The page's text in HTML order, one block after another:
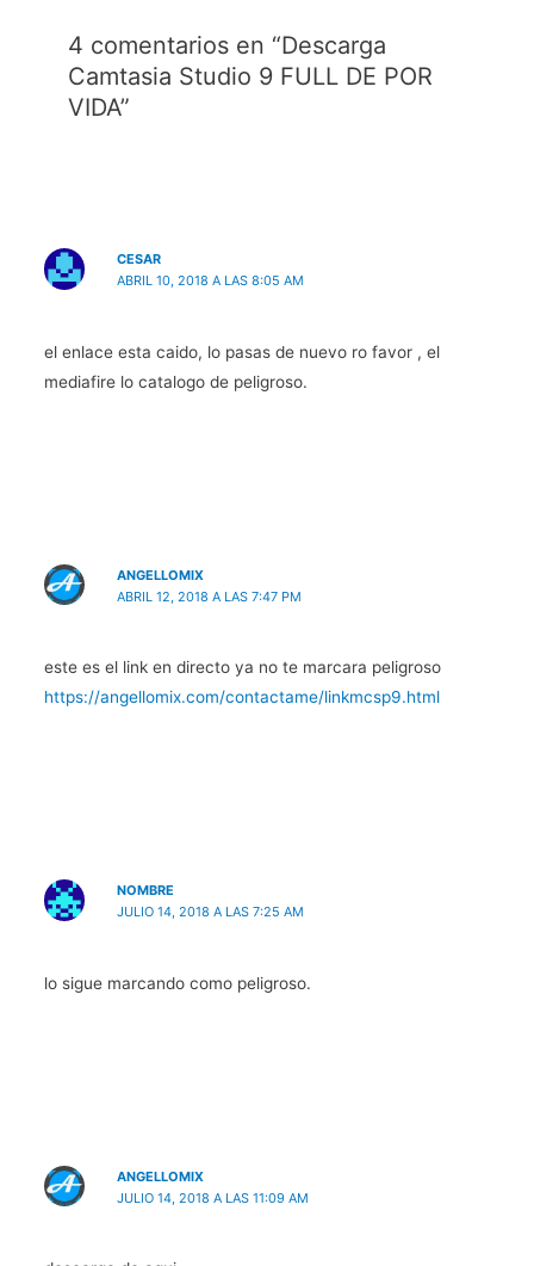
4 comentarios en “Descarga
Camtasia Studio 9 FULL DE POR
VIDA”
CESAR
ABRIL 10, 2018 A LAS 8:05 AM
el enlace esta caido, lo pasas de nuevo ro favor , el
mediafire lo catalogo de peligroso.
ANGELLOMIX
ABRIL 12, 2018 A LAS 7:47 PM
este es el link en directo ya no te marcara peligroso
https://angellomix.com/contactame/linkmcsp9.html
NOMBRE
JULIO 14, 2018 A LAS 7:25 AM
lo sigue marcando como peligroso.
ANGELLOMIX
JULIO 14, 2018 A LAS 11:09 AM